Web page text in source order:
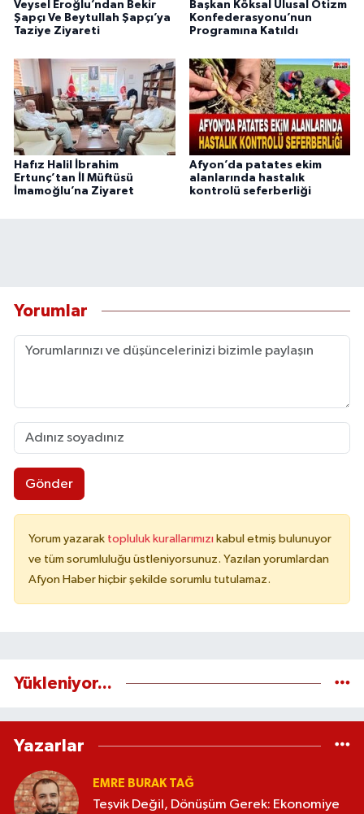
Veysel Eroğlu’ndan Bekir
Şapçı Ve Beytullah Şapçı’ya
Taziye Ziyareti
Başkan Köksal Ulusal Otizm
Konfederasyonu’nun
Programına Katıldı
Hafız Halil İbrahim
Ertunç’tan İl Müftüsü
İmamoğlu’na Ziyaret
Afyon’da patates ekim
alanlarında hastalık
kontrolü seferberliği
Yorumlar
Gönder
Yorum yazarak topluluk kurallarımızı kabul etmiş bulunuyor
ve tüm sorumluluğu üstleniyorsunuz. Yazılan yorumlardan
Afyon Haber hiçbir şekilde sorumlu tutulamaz.
Yükleniyor...
Yazarlar
EMRE BURAK TAĞ
Teşvik Değil, Dönüşüm Gerek: Ekonomiye